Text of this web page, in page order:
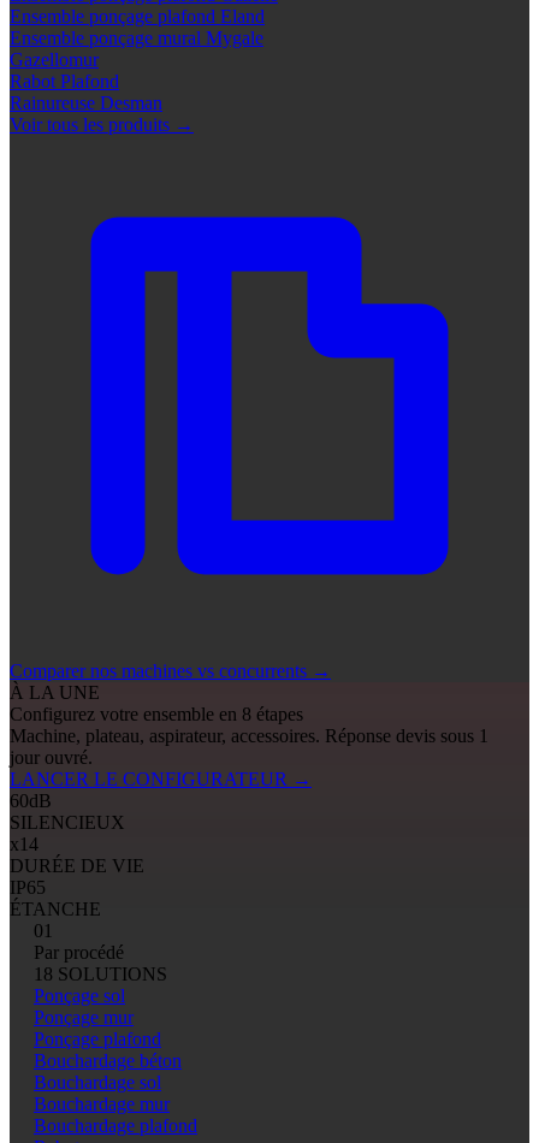
Ensemble ponçage plafond Eland
Ensemble ponçage mural Mygale
Gazellomur
Rabot Plafond
Rainureuse Desman
Voir tous les produits →
Comparer nos machines vs concurrents →
À LA UNE
Configurez votre ensemble en 8 étapes
Machine, plateau, aspirateur, accessoires. Réponse devis sous 1
jour ouvré.
LANCER LE CONFIGURATEUR →
60dB
SILENCIEUX
x14
DURÉE DE VIE
IP65
ÉTANCHE
01
Par procédé
18 SOLUTIONS
Ponçage sol
Ponçage mur
Ponçage plafond
Bouchardage béton
Bouchardage sol
Bouchardage mur
Bouchardage plafond